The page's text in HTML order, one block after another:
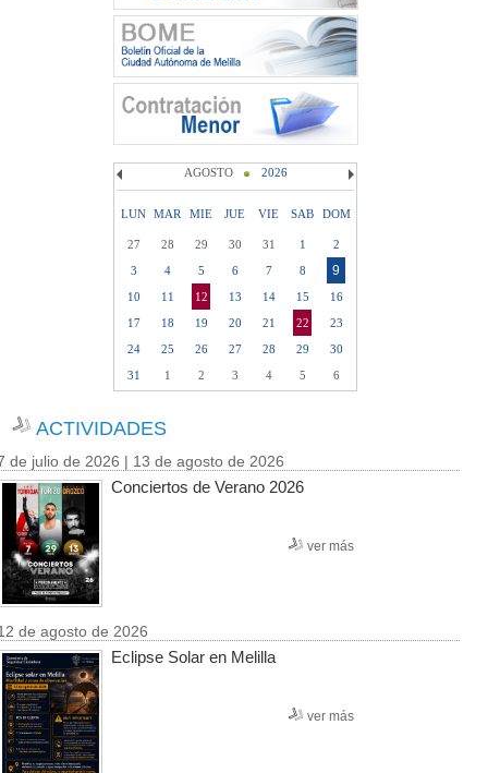
AGOSTO 2026
LUN MAR MIE JUE VIE SAB DOM
27 28 29 30 31 1
2
3
4 5 6 7 8 9
10 11 12 13 14 15
16
17
18 19 20 21 22
23
24
25 26 27 28 29
30
31
1 2 3 4 5 6
ACTIVIDADES
de julio de 2026 | 13 de agosto de 2026
Conciertos de Verano 2026
ver más
de agosto de 2026
Eclipse Solar en Melilla
ver más